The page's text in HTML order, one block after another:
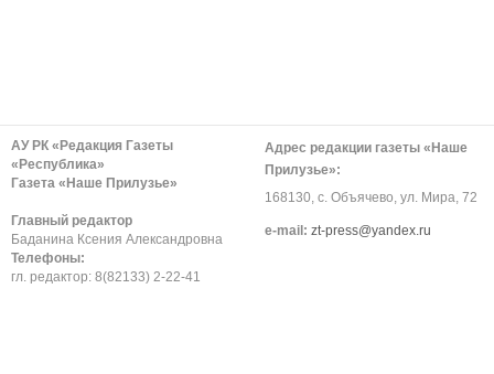
АУ РК «Редакция Газеты
«Республика»
Газета «Наше Прилузье»
Главный редактор
Баданина Ксения Александровна
Телефоны:
гл. редактор: 8(82133) 2-22-41
Адрес редакции газеты «Наше
Прилузье»:
168130, с. Объячево, ул. Мира, 72
е-mail: zt-press@yandex.ru